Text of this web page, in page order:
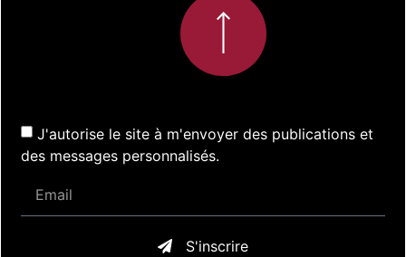
J'autorise le site à m'envoyer des publications et
des messages personnalisés.
S'inscrire